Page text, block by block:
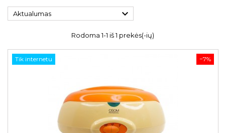
Aktualumas 
Rodoma 1-1 iš 1 prekės(-ių)
−7%
Tik internetu